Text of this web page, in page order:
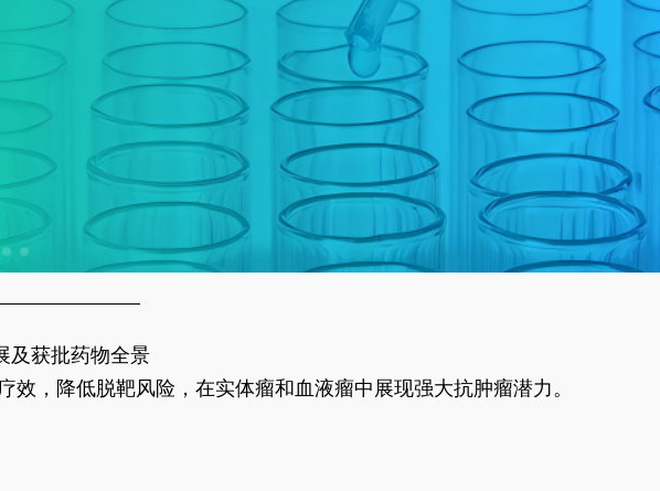
及获批药物全景
，降低脱靶风险，在实体瘤和血液瘤中展现强大抗肿瘤潜力。